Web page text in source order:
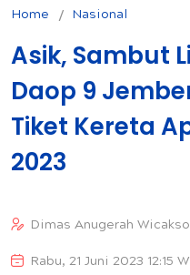
Home Nasional
Asik, Sambut
Daop 9
Tiket Kereta
2023
Dimas Anugerah
Rabu, 21 Juni 2023 12:15